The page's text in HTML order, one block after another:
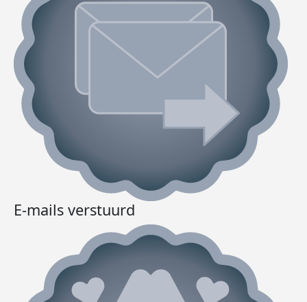
E-mails verstuurd